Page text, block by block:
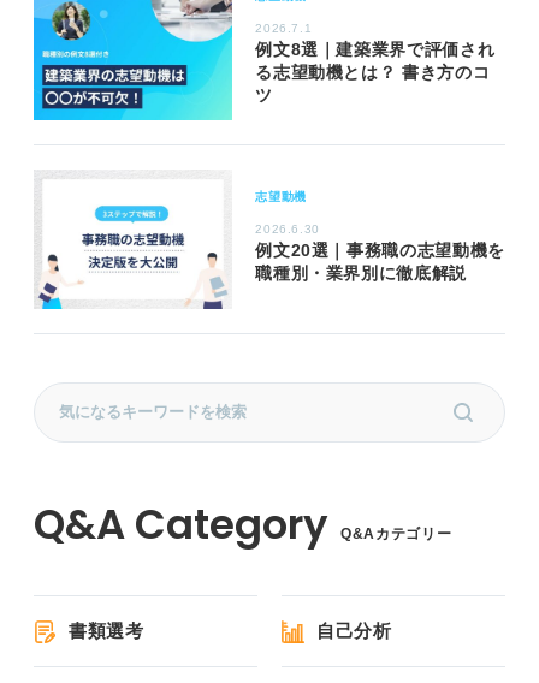
2026.7.1
例文8選｜建築業界で評価され
る志望動機とは？ 書き方のコ
ツ
志望動機
2026.6.30
例文20選｜事務職の志望動機を
職種別・業界別に徹底解説
Q&Aカテゴリー
書類選考 自己分析